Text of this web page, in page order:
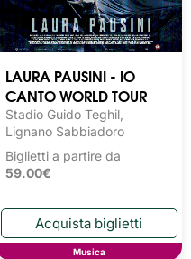
LAURA PAUSINI - IO
CANTO WORLD TOUR
Stadio Guido Teghil,
Lignano Sabbiadoro
Biglietti a partire da
59.00€
Musica